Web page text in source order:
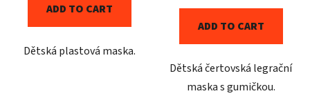
ADD TO CART
Dětská plastová maska.
ADD TO CART
Dětská čertovská legrační
maska s gumičkou.